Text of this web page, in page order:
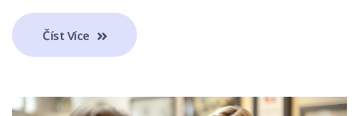
Číst Více